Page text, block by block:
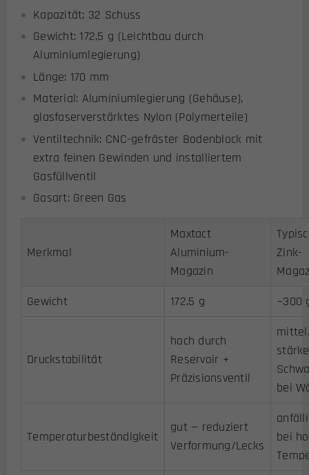
Kapazität: 32 Schuss
Gewicht: 172,5 g (Leichtbau durch
Aluminiumlegierung)
Länge: 170 mm
Material: Aluminiumlegierung (Gehäuse),
glasfaserverstärktes Nylon (Polymerteile)
Ventiltechnik: CNC-gefräster Bodenblock mit
extra feinen Gewinden und installiertem
Gasfüllventil
Gasart: Green Gas
Merkmal
Maxtact
Aluminium-
Magazin
Zink-
Gewicht
172,5 g ~300
Druckstabilität
hoch durch
Reservoir +
Präzisionsventil
mittel,
bei
Temperaturbeständigkeit
gut — reduziert
Verformung/Lecks
bei